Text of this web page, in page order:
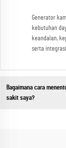
Generator
kebutuhan
keandalan,
serta
Bagaimana cara
sakit saya?